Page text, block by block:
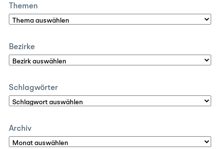
Themen
Bezirke
Schlagwörter
Archiv